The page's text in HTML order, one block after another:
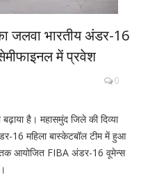
जलवा भारतीय अंडर-16
में प्रवेश
0
है। महासमुंद जिले की दिव्या
16 महिला बास्केटबॉल टीम में हुआ
आयोजित FIBA अंडर-16 वूमेन्स